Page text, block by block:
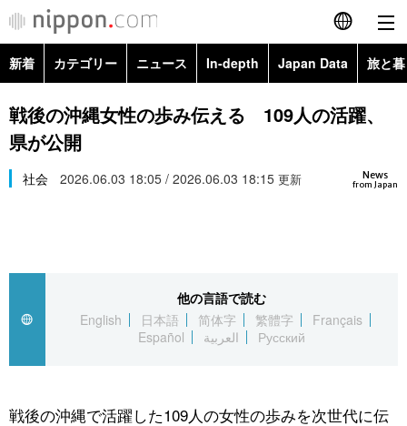
English
简体字
Русский
カテゴリー
経済・ビジネス
国際
トップ
アーカイブ
In-depth
Japan Data
新着 カテゴリー ニュース In-depth Japan Data 旅と
政治・外交
経済・ビジネス
Topics
戦後の沖縄女性の歩み伝える 109人の活躍、
県が公開
News
from Japan
社会 2026.06.03 18:05 / 2026.06.03 18:15 更新
他の言語で読む
English
日本語 简体字 繁體字
Français
Español
العربية Русский
戦後の沖縄で活躍した109人の女性の歩みを次世代に伝